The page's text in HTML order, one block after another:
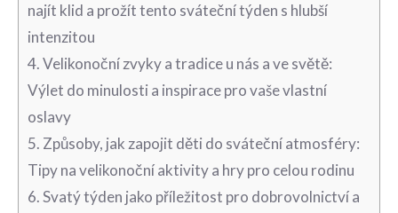
‍najít​ klid a prožít tento sváteční týden s‍ hlubší⁤
intenzitou
4.‍ Velikonoční zvyky ‍a tradice u ‍nás​ a ⁣ve⁢ světě:
Výlet do‌ minulosti a inspirace pro‌ vaše vlastní⁣
oslavy
5. Způsoby, jak zapojit ‍děti do ⁣sváteční ⁢atmosféry:
Tipy na ⁣velikonoční aktivity‌ a hry pro celou rodinu
6. Svatý týden ⁤jako příležitost pro dobrovolnictví a